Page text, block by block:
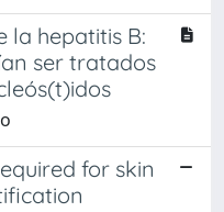
la hepatitis B:
ser tratados
for skin